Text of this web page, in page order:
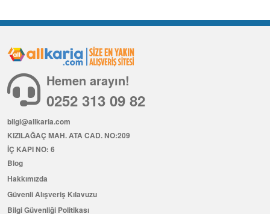
Hemen arayın!
0252 313 09 82
bilgi@allkaria.com
KIZILAĞAÇ MAH. ATA CAD. NO:209
İÇ KAPI NO: 6
Blog
Hakkımızda
Güvenli Alışveriş Kılavuzu
Bilgi Güvenliği Politikası